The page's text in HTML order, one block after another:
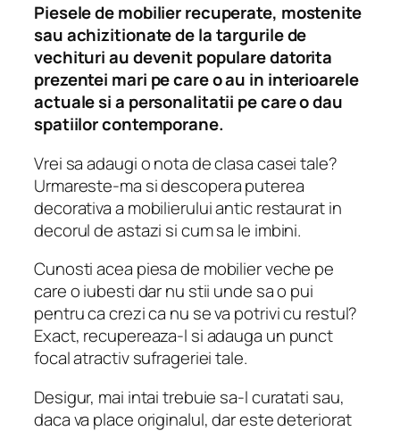
Piesele de mobilier recuperate, mostenite
sau achizitionate de la targurile de
vechituri au devenit populare datorita
prezentei mari pe care o au in interioarele
actuale si a personalitatii pe care o dau
spatiilor contemporane.
Vrei sa adaugi o nota de clasa casei tale?
Urmareste-ma si descopera puterea
decorativa a mobilierului antic restaurat in
decorul de astazi si cum sa le imbini.
Cunosti acea piesa de mobilier veche pe
care o iubesti dar nu stii unde sa o pui
pentru ca crezi ca nu se va potrivi cu restul?
Exact, recupereaza-l si adauga un punct
focal atractiv sufrageriei tale.
Desigur, mai intai trebuie sa-l curatati sau,
daca va place originalul, dar este deteriorat